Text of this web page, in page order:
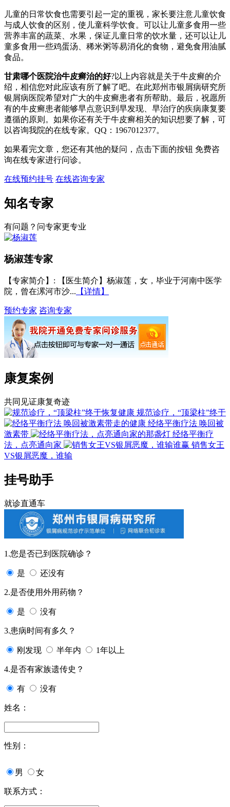
儿童的日常饮食也需要引起一定的重视，家长要注意儿童饮食
与成人饮食的区别，使儿童科学饮食。可以让儿童多食用一些
营养丰富的蔬菜、水果，保证儿童日常的饮水量，还可以让儿
童多食用一些鸡蛋汤、稀米粥等易消化的食物，避免食用油腻
食品。
甘肃哪个医院治牛皮癣治的好?以上内容就是关于牛皮癣的介
绍，相信您对此应该有所了解了吧。在此郑州市银屑病研究所
银屑病医院希望对广大的牛皮癣患者有所帮助。最后，祝愿所
有的牛皮癣患者能够早点意识到早发现、早治疗的疾病康复要
遵循的原则。如果你还有关于牛皮癣相关的知识想要了解，可
以咨询我院的在线专家。QQ：1967012377。
如果看完文章，您还有其他的疑问，点击下面的按钮 免费咨
询在线专家进行问诊。
在线预约挂号 在线咨询专家
知名专家
有问题？问专家更专业
杨淑莲专家
【专家简介】 : 【医生简介】杨淑莲，女，毕业于河南中医学
院，曾在漯河市沙... 【详情】
预约专家 咨询专家
康复案例
共同见证康复奇迹
规范诊疗，“顶梁柱”终于
经络平衡疗法 唤回被
激素带
经络平衡疗
法，点亮通向家
销售女王
VS银屑恶魔，谁输
挂号助手
就诊直通车
1.您是否已到医院确诊？
是 还没有
2.是否使用外用药物？
是 没有
3.患病时间有多久？
刚发现 半年内 1年以上
4.是否有家族遗传史？
有 没有
姓名：
性别：
男 女
联系方式：